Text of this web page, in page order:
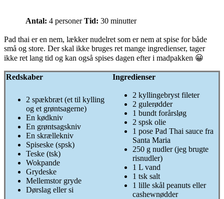
Antal: 4 personer Tid: 30 minutter
Pad thai er en nem, lækker nudelret som er nem at spise for både
små og store. Der skal ikke bruges ret mange ingredienser, tager
ikke ret lang tid og kan også spises dagen efter i madpakken 😀
Redskaber Ingredienser
2 spækbræt (et til kylling
og et grøntsagerne)
En kødkniv
En grøntsagskniv
En skrællekniv
Spiseske (spsk)
Teske (tsk)
Wokpande
Grydeske
Mellemstor gryde
Dørslag eller si
2 kyllingebryst fileter
2 gulerødder
1 bundt forårsløg
2 spsk olie
1 pose Pad Thai sauce fra
Santa Maria
250 g nudler (jeg brugte
risnudler)
1 L vand
1 tsk salt
1 lille skål peanuts eller
cashewnødder